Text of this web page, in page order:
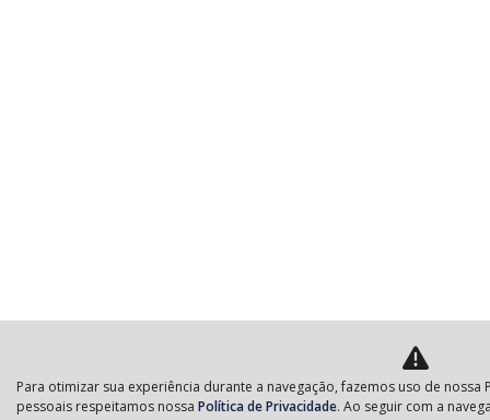
Para otimizar sua experiência durante a navegação, fazemos uso de
pessoais respeitamos nossa Política de Privacidade. Ao seguir com a